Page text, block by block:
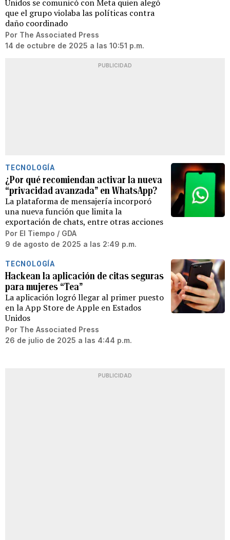
Unidos se comunicó con Meta quien alegó
que el grupo violaba las políticas contra
daño coordinado
Por The Associated Press
14 de octubre de 2025 a las 10:51 p.m.
PUBLICIDAD
TECNOLOGÍA
¿Por qué recomiendan activar la nueva
“privacidad avanzada” en WhatsApp?
La plataforma de mensajería incorporó
una nueva función que limita la
exportación de chats, entre otras acciones
Por El Tiempo / GDA
9 de agosto de 2025 a las 2:49 p.m.
TECNOLOGÍA
Hackean la aplicación de citas seguras
para mujeres “Tea”
La aplicación logró llegar al primer puesto
en la App Store de Apple en Estados
Unidos
Por The Associated Press
26 de julio de 2025 a las 4:44 p.m.
PUBLICIDAD